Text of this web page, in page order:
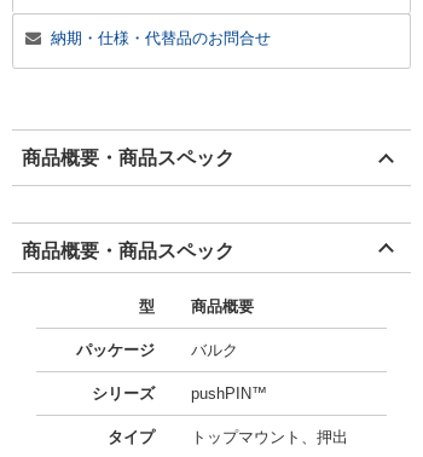
納期・仕様・代替品のお問合せ
商品概要・商品スペック
商品概要・商品スペック
型 商品概要
パッケージ バルク
シリーズ pushPIN™
タイプ トップマウント、押出